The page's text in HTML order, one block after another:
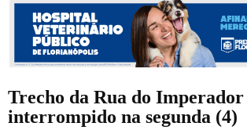
Trecho da Rua do Imperador
interrompido na segunda (4)